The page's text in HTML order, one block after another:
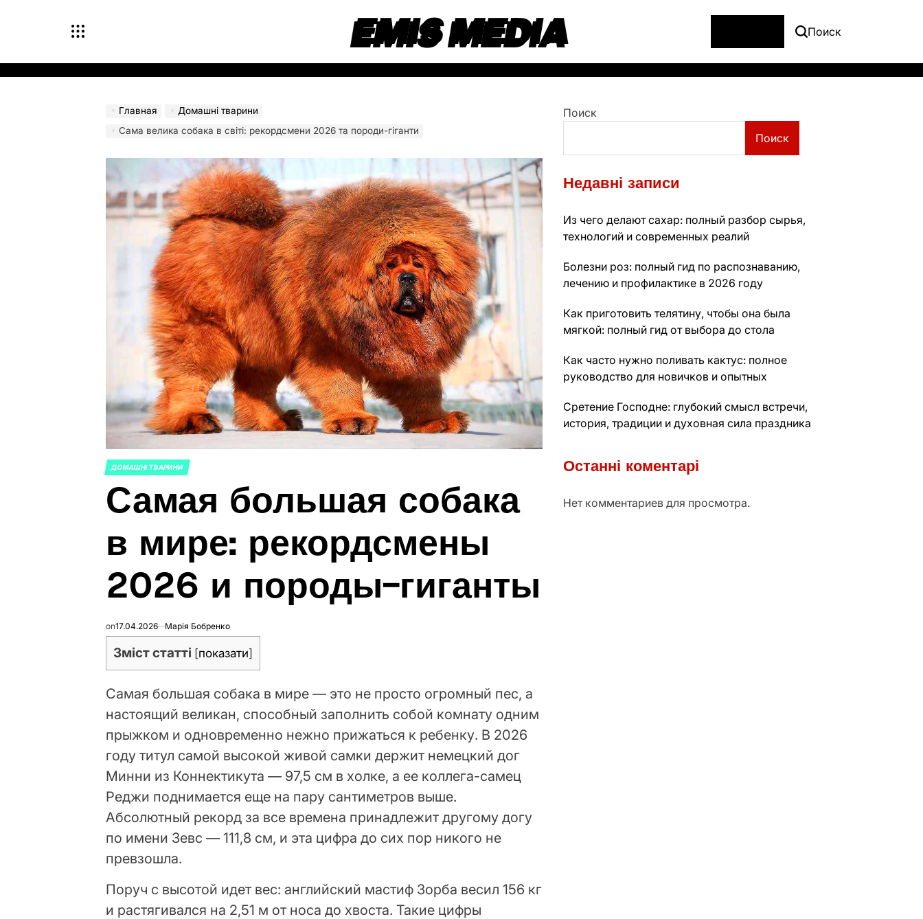
содержимому
EMIS MEDIA Поиск
Главная
Домашні тварини
Сама велика собака в світі: рекордсмени 2026 та породи-гіганти
ОПУБЛИКОВАНО
ДОМАШНІ ТВАРИНИ
Самая большая собака
в мире: рекордсмены
2026 и породы-гиганты
on17.04.2026 Марія Бобренко
Зміст статті [показати]
Самая большая собака в мире — это не просто огромный пес, а
настоящий великан, способный заполнить собой комнату одним
прыжком и одновременно нежно прижаться к ребенку. В 2026
году титул самой высокой живой самки держит немецкий дог
Минни из Коннектикута — 97,5 см в холке, а ее коллега-самец
Реджи поднимается еще на пару сантиметров выше.
Абсолютный рекорд за все времена принадлежит другому догу
по имени Зевс — 111,8 см, и эта цифра до сих пор никого не
превзошла.
Поруч с высотой идет вес: английский мастиф Зорба весил 156 кг
и растягивался на 2,51 м от носа до хвоста. Такие цифры
Поиск
Поиск
Недавні записи
Из чего делают сахар: полный разбор сырья,
технологий и современных реалий
Болезни роз: полный гид по распознаванию,
лечению и профилактике в 2026 году
Как приготовить телятину, чтобы она была
мягкой: полный гид от выбора до стола
Как часто нужно поливать кактус: полное
руководство для новичков и опытных
Сретение Господне: глубокий смысл встречи,
история, традиции и духовная сила праздника
Останні коментарі
Нет комментариев для просмотра.